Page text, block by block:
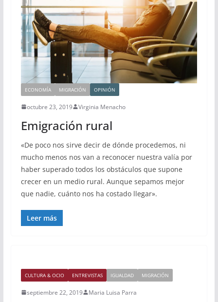
ECONOMÍA MIGRACIÓN OPINIÓN
octubre 23, 2019 Virginia Menacho
Emigración rural
«De poco nos sirve decir de dónde procedemos, ni
mucho menos nos van a reconocer nuestra valía por
haber superado todos los obstáculos que supone
crecer en un medio rural. Aunque sepamos mejor
que nadie, cuánto nos ha costado llegar».
Leer más
CULTURA & OCIO ENTREVISTAS IGUALDAD MIGRACIÓN
septiembre 22, 2019 Maria Luisa Parra